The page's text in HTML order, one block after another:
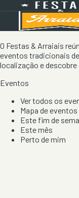
O Festas & Arraiais
eventos tradicionais
localização e
Eventos
Ver todos os
Mapa de eventos
Este fim de
Este mês
Perto de mim